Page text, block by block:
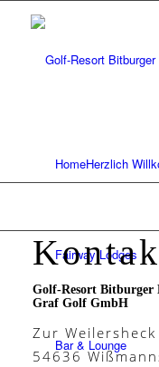
HomeHerzlich
Fairway Lodges
Bar & Lounge
Golf-Resort Bitburger
Graf Golf GmbH
Zur Weilersheck
54636